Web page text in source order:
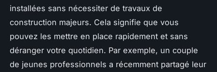
installées sans nécessiter de travaux de
construction majeurs. Cela signifie que vous
pouvez les mettre en place rapidement et sans
déranger votre quotidien. Par exemple, un couple
de jeunes professionnels a récemment partagé leur